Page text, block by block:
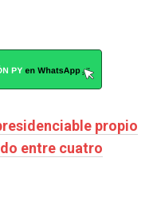
propio
entre cuatro